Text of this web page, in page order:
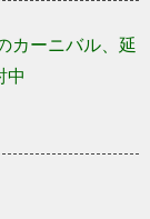
カーニバル、延
中